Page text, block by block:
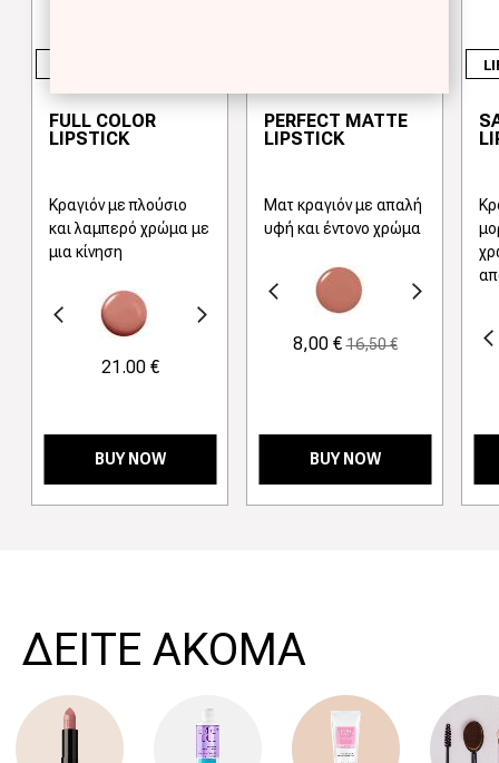
FULL COLOR
LIPSTICK
Κραγιόν με πλούσιο
και λαμπερό χρώμα με
μια κίνηση
Next
21.00 €
BUY NOW
PERFECT MATTE
LIPSTICK
Mατ κραγιόν με απαλή
υφή και έντονο χρώμα
Προηγούμενο Next
8,00 €16,50 €
BUY NOW
Προηγούμενο
ΔΕΙΤΕ ΑΚΟΜΑ